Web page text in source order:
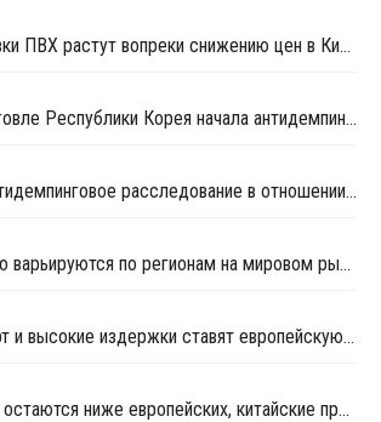
Мировые котировки ПВХ растут вопреки снижению цен в Китае
Комиссия по торговле Республики Корея начала антидемпинговое расследование в отношении китайского ПВХ-С
Таиланд начал антидемпинговое расследование в отношении ПВХ из Китая и Тайваня
Цены ПВХ широко варьируются по регионам на мировом рынке
Китайский экспорт и высокие издержки ставят европейскую индустрию ПВХ на грань выживания
Цены ПВХ в Азии остаются ниже европейских, китайские производители сохраняют агрессивные предложения